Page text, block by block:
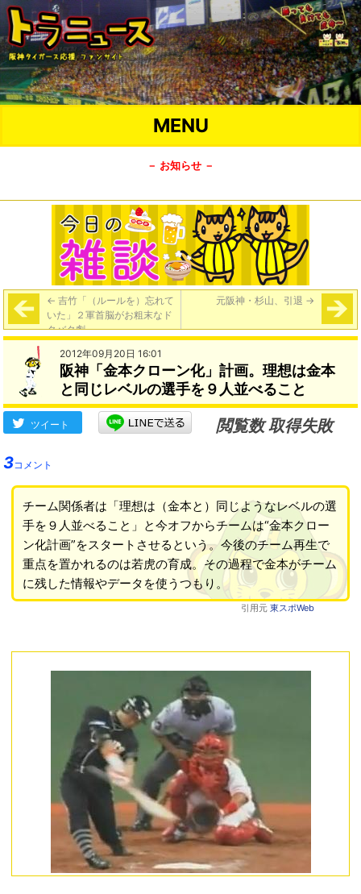
MENU
－ お知らせ －
← 吉竹「（ルールを）忘れて
いた」２軍首脳がお粗末なド
タバタ劇
元阪神・杉山、引退 →
2012年09月20日 16:01
阪神「金本クローン化」計画。理想は金本
と同じレベルの選手を９人並べること
ツイート
閲覧数 取得失敗
3コメント
チーム関係者は「理想は（金本と）同じようなレベルの選
手を９人並べること」と今オフからチームは“金本クロー
ン化計画”をスタートさせるという。今後のチーム再生で
重点を置かれるのは若虎の育成。その過程で金本がチーム
に残した情報やデータを使うつもり。
引用元 東スポWeb